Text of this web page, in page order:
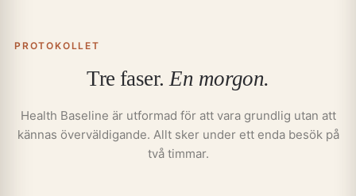
PROTOKOLLET
Tre faser. En morgon.
Health Baseline är utformad för att vara grundlig utan att
kännas överväldigande. Allt sker under ett enda besök på
två timmar.